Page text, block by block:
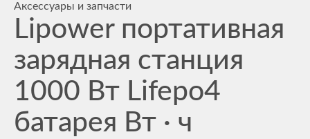
Аксессуары и запчасти
Lipower портативная
зарядная станция
1000 Вт Lifepo4
батарея Вт · ч